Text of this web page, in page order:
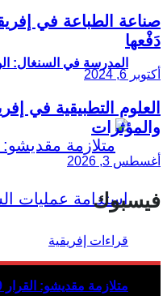
المدرسة في السنغال:
صناعة الطباعة في
دَفْعها
أكتوبر 6, 2024
العلوم التطبيقية في
والمؤثرات
أغسطس 3, 2026
فيسبوك